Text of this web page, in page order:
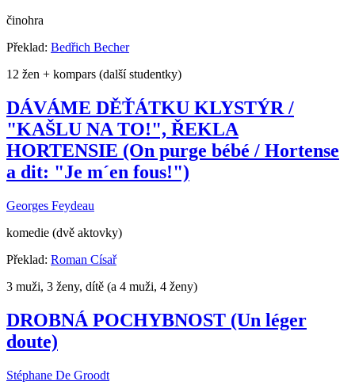
činohra
Překlad: Bedřich Becher
12 žen + kompars (další studentky)
DÁVÁME DĚŤÁTKU KLYSTÝR /
"KAŠLU NA TO!", ŘEKLA
HORTENSIE (On purge bébé / Hortense
a dit: "Je m´en fous!")
Georges Feydeau
komedie (dvě aktovky)
Překlad: Roman Císař
3 muži, 3 ženy, dítě (a 4 muži, 4 ženy)
DROBNÁ POCHYBNOST (Un léger
doute)
Stéphane De Groodt